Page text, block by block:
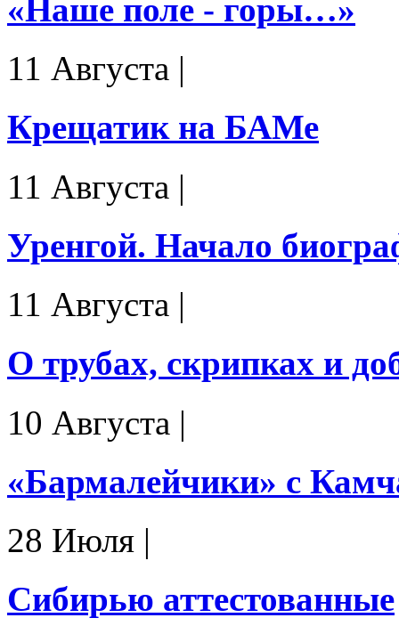
«Наше поле - горы…»
11 Августа |
Крещатик на БАМе
11 Августа |
Уренгой. Начало
11 Августа |
О трубах, скрипках и
10 Августа |
«Бармалейчики» с
28 Июля |
Сибирью аттестованные